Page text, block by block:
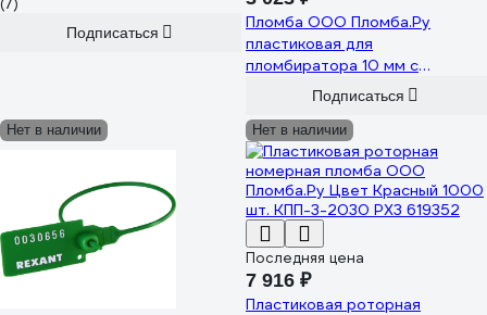
(7)
Подписаться
Пломба ООО Пломба.Ру
пластиковая для
пломбиратора 10 мм с
металлической вставкой 1 кг
Подписаться
Нет в наличии Нет в наличии
Последняя цена
7 916 ₽
Пластиковая роторная